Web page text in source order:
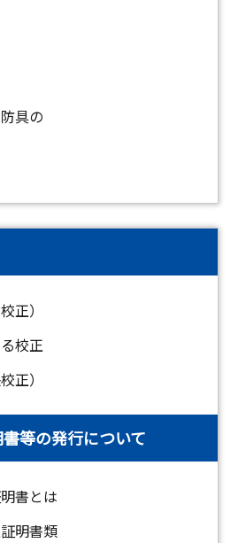
具の
正）
校正
正）
等の発行について
書とは
明書類